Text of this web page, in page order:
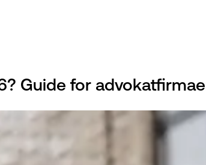
Guide for